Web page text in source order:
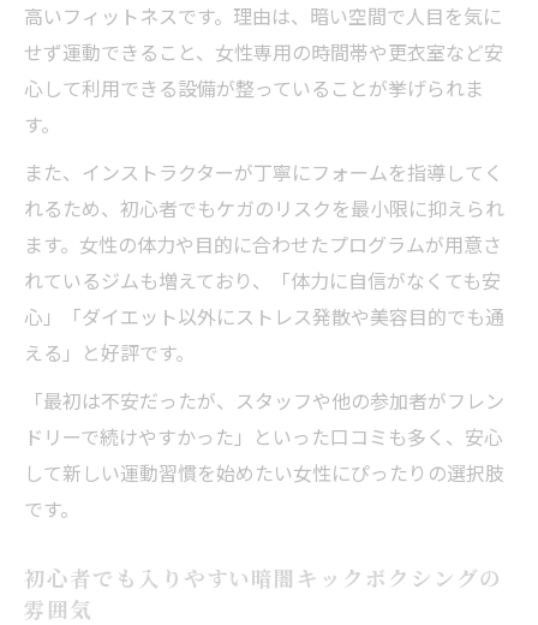
高いフィットネスです。理由は、暗い空間で人目を気に
せず運動できること、女性専用の時間帯や更衣室など安
心して利用できる設備が整っていることが挙げられま
す。
また、インストラクターが丁寧にフォームを指導してく
れるため、初心者でもケガのリスクを最小限に抑えられ
ます。女性の体力や目的に合わせたプログラムが用意さ
れているジムも増えており、「体力に自信がなくても安
心」「ダイエット以外にストレス発散や美容目的でも通
える」と好評です。
「最初は不安だったが、スタッフや他の参加者がフレン
ドリーで続けやすかった」といった口コミも多く、安心
して新しい運動習慣を始めたい女性にぴったりの選択肢
です。
初心者でも入りやすい暗闇キックボクシングの
雰囲気